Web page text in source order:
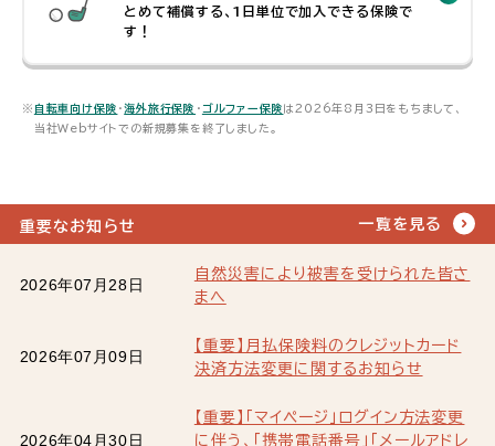
とめて補償する、1日単位で加入できる保険で
す！
※ 自転車向け保険 ・海外旅行保険 ・ ゴルファー保険 は2026年8月3日をもちまして、
当社Webサイトでの新規募集を終了しました。
重要なお知らせ 一覧を見る
2026年07月28日
自然災害により被害を受けられた皆さ
まへ
2026年07月09日
【重要】月払保険料のクレジットカード
決済方法変更に関するお知らせ
2026年04月30日
【重要】「マイページ」ログイン方法変更
に伴う、「携帯電話番号」「メールアドレ